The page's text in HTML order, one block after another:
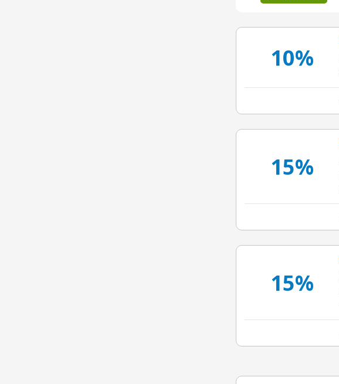
10%
15%
15%